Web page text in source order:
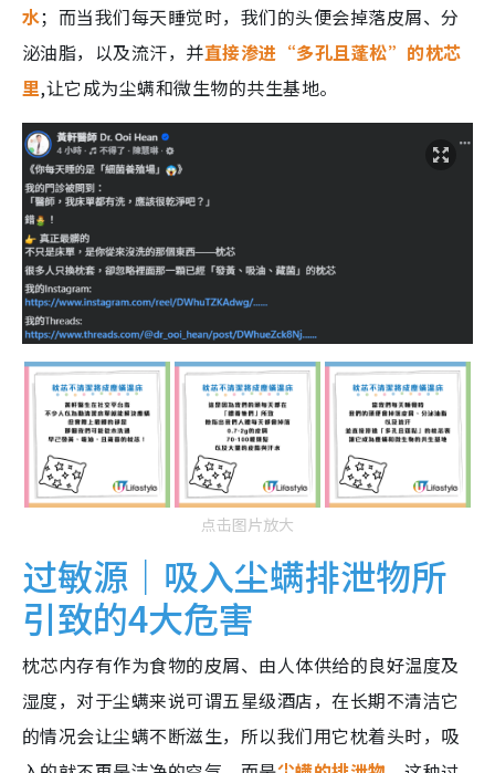
水；而当我们每天睡觉时，我们的头便会掉落皮屑、分
泌油脂，以及流汗，并直接渗进“多孔且蓬松”的枕芯
里,让它成为尘螨和微生物的共生基地。
点击图片放大
过敏源｜吸入尘螨排泄物所
引致的4大危害
枕芯内存有作为食物的皮屑、由人体供给的良好温度及
湿度，对于尘螨来说可谓五星级酒店，在长期不清洁它
的情况会让尘螨不断滋生，所以我们用它枕着头时，吸